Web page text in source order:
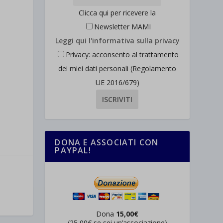
Clicca qui per ricevere la
Newsletter MAMI
Leggi qui l'informativa sulla privacy
Privacy: acconsento al trattamento
dei miei dati personali (Regolamento
UE 2016/679)
DONA E ASSOCIATI CON
PAYPAL!
Dona 15,00€